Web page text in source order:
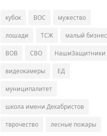
кубок ВОС мужество
лошади ТСЖ малый бизнес
ВОВ СВО НашиЗащитники
видеокамеры ЕД
муниципалитет
школа имени Декабристов
тврочество лесные пожары